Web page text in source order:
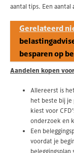
aantal tips. Een aantal
Gerelateerd
besparen op
Aandelen kopen
Allereerst is
het beste bij je
kiest voor
onderzoek en
Een
voordat je